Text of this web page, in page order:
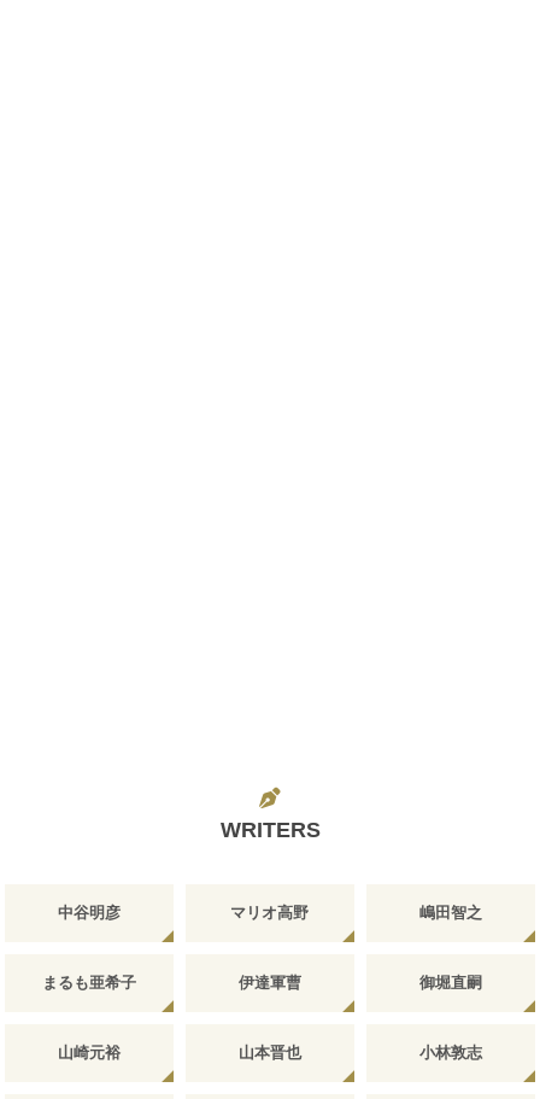
WRITERS
中谷明彦 マリオ高野 嶋田智之
まるも亜希子 伊達軍曹 御堀直嗣
山崎元裕 山本晋也 小林敦志